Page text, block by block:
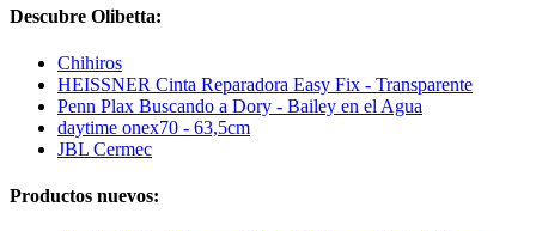
Descubre Olibetta:
Chihiros
HEISSNER Cinta Reparadora Easy Fix - Transparente
Penn Plax Buscando a Dory - Bailey en el Agua
daytime onex70 - 63,5cm
JBL Cermec
Productos nuevos: